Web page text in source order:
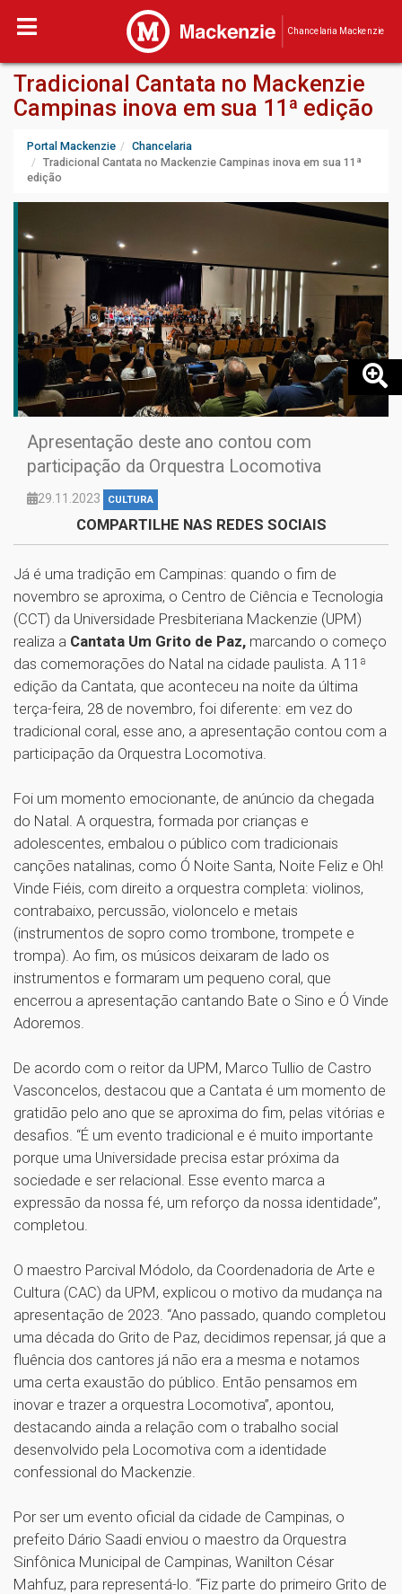
Chancelaria Mackenzie
Tradicional Cantata no Mackenzie
Campinas inova em sua 11ª edição
Portal Mackenzie
Chancelaria
Tradicional Cantata no Mackenzie Campinas inova em sua 11ª
edição
Apresentação deste ano contou com
participação da Orquestra Locomotiva
29.11.2023 CULTURA
COMPARTILHE NAS REDES SOCIAIS
Já é uma tradição em Campinas: quando o fim de
novembro se aproxima, o Centro de Ciência e Tecnologia
(CCT) da Universidade Presbiteriana Mackenzie (UPM)
realiza a Cantata Um Grito de Paz, marcando o começo
das comemorações do Natal na cidade paulista. A 11ª
edição da Cantata, que aconteceu na noite da última
terça-feira, 28 de novembro, foi diferente: em vez do
tradicional coral, esse ano, a apresentação contou com a
participação da Orquestra Locomotiva.
Foi um momento emocionante, de anúncio da chegada
do Natal. A orquestra, formada por crianças e
adolescentes, embalou o público com tradicionais
canções natalinas, como Ó Noite Santa, Noite Feliz e Oh!
Vinde Fiéis, com direito a orquestra completa: violinos,
contrabaixo, percussão, violoncelo e metais
(instrumentos de sopro como trombone, trompete e
trompa). Ao fim, os músicos deixaram de lado os
instrumentos e formaram um pequeno coral, que
encerrou a apresentação cantando Bate o Sino e Ó Vinde
Adoremos.
De acordo com o reitor da UPM, Marco Tullio de Castro
Vasconcelos, destacou que a Cantata é um momento de
gratidão pelo ano que se aproxima do fim, pelas vitórias e
desafios. “É um evento tradicional e é muito importante
porque uma Universidade precisa estar próxima da
sociedade e ser relacional. Esse evento marca a
expressão da nossa fé, um reforço da nossa identidade”,
completou.
O maestro Parcival Módolo, da Coordenadoria de Arte e
Cultura (CAC) da UPM, explicou o motivo da mudança na
apresentação de 2023. “Ano passado, quando completou
uma década do Grito de Paz, decidimos repensar, já que a
fluência dos cantores já não era a mesma e notamos
uma certa exaustão do público. Então pensamos em
inovar e trazer a orquestra Locomotiva”, apontou,
destacando ainda a relação com o trabalho social
desenvolvido pela Locomotiva com a identidade
confessional do Mackenzie.
Por ser um evento oficial da cidade de Campinas, o
prefeito Dário Saadi enviou o maestro da Orquestra
Sinfônica Municipal de Campinas, Wanilton César
Mahfuz, para representá-lo. “Fiz parte do primeiro Grito de